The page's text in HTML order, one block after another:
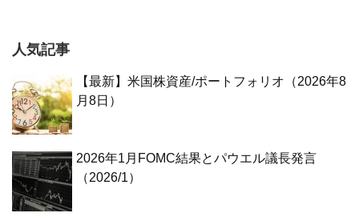
人気記事
【最新】米国株資産/ポートフォリオ（2026年8
月8日）
2026年1月FOMC結果とパウエル議長発言
（2026/1）